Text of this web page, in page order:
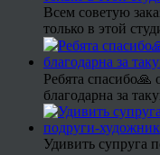
Всем советую
только в этой
Ребята спасибо🙏
благодарна за
Удивить супруга